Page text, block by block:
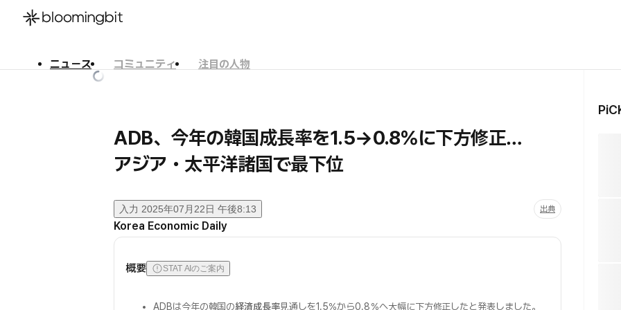
ニュース コミュニティ
注目の人物
ADB、今年の韓国成長率を1.5→0.8％に下方修正…
アジア・太平洋諸国で最下位
入力 2025年07月22日 午後8:13 出典
Korea Economic Daily
概要 STAT AIのご案内
ADBは今年の韓国の経済成長率見通しを1.5％から0.8％へ大幅に下方修正したと発表しました。